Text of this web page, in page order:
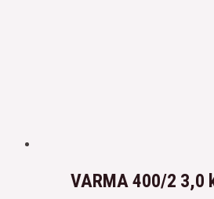
VARMA 400/2 3,0